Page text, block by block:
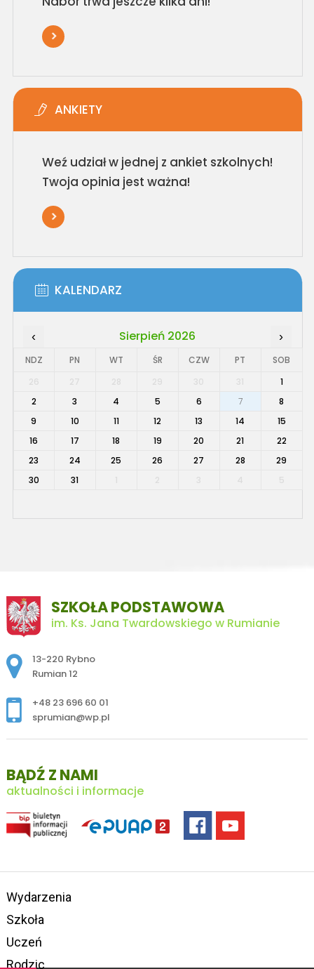
ANKIETY
Weź udział w jednej z ankiet szkolnych!
Twoja opinia jest ważna!
KALENDARZ
‹ Sierpień 2026 ›
NDZ PN WT ŚR CZW PT
SOB
1
2
3 4 5 6 7
8
9
10 11 12 13 14
15
16
17 18 19 20 21
22
23
24 25 26 27 28
29
30
31
SZKOŁA PODSTAWOWA
im. Ks. Jana Twardowskiego w Rumianie
Adres pocztowy:
13-220 Rybno
Rumian 12
+48 23 696 60 01
sprumian@wp.pl
BĄDŹ Z NAMI
aktualności i informacje
Wydarzenia
Szkoła
Uczeń
Rodzic